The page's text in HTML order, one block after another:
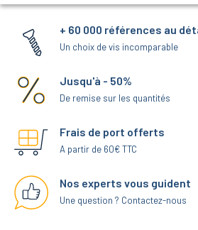
+ 60 000 références au
Un choix de vis incomparable
Jusqu'à - 50%
De remise sur les quantités
Frais de port offerts
A partir de 60€ TTC
Nos experts vous guident
Une question ? Contactez-nous